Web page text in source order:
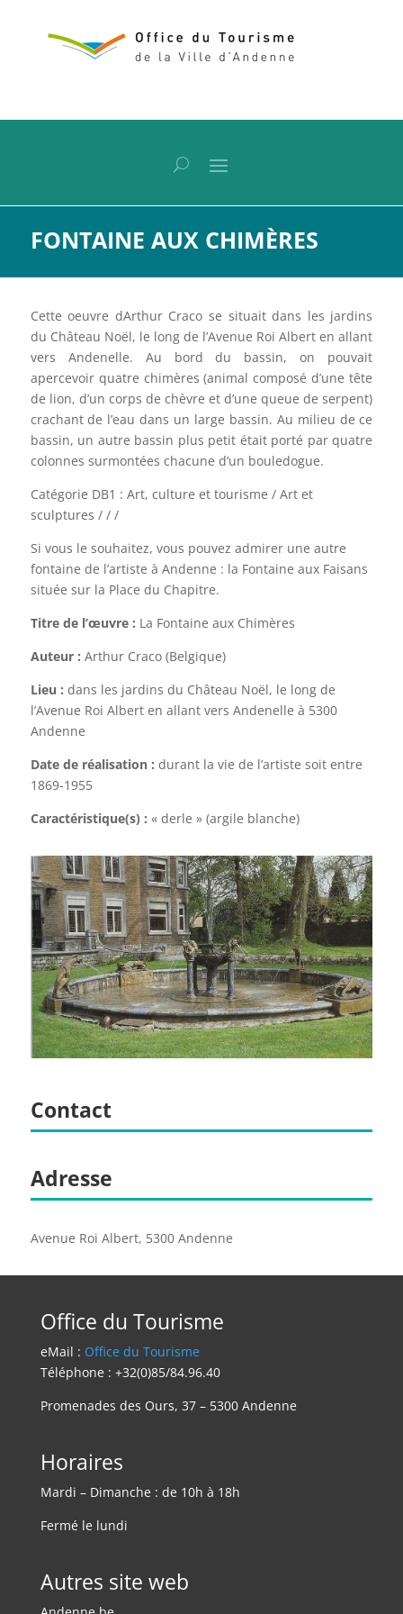
FONTAINE AUX CHIMÈRES
Cette oeuvre dArthur Craco se situait dans les jardins
du Château Noël, le long de l’Avenue Roi Albert en allant
vers Andenelle. Au bord du bassin, on pouvait
apercevoir quatre chimères (animal composé d’une tête
de lion, d’un corps de chèvre et d’une queue de serpent)
crachant de l’eau dans un large bassin. Au milieu de ce
bassin, un autre bassin plus petit était porté par quatre
colonnes surmontées chacune d’un bouledogue.
Catégorie DB1 : Art, culture et tourisme / Art et
sculptures / / /
Si vous le souhaitez, vous pouvez admirer une autre
fontaine de l’artiste à Andenne : la Fontaine aux Faisans
située sur la Place du Chapitre.
Titre de l’œuvre : La Fontaine aux Chimères
Auteur : Arthur Craco (Belgique)
Lieu : dans les jardins du Château Noël, le long de
l’Avenue Roi Albert en allant vers Andenelle à 5300
Andenne
Date de réalisation : durant la vie de l’artiste soit entre
1869-1955
Caractéristique(s) : « derle » (argile blanche)
Contact
Adresse
Avenue Roi Albert, 5300 Andenne
Office du Tourisme
eMail : Office du Tourisme
Téléphone : +32(0)85/84.96.40
Promenades des Ours, 37 – 5300 Andenne
Horaires
Mardi – Dimanche : de 10h à 18h
Fermé le lundi
Autres site web